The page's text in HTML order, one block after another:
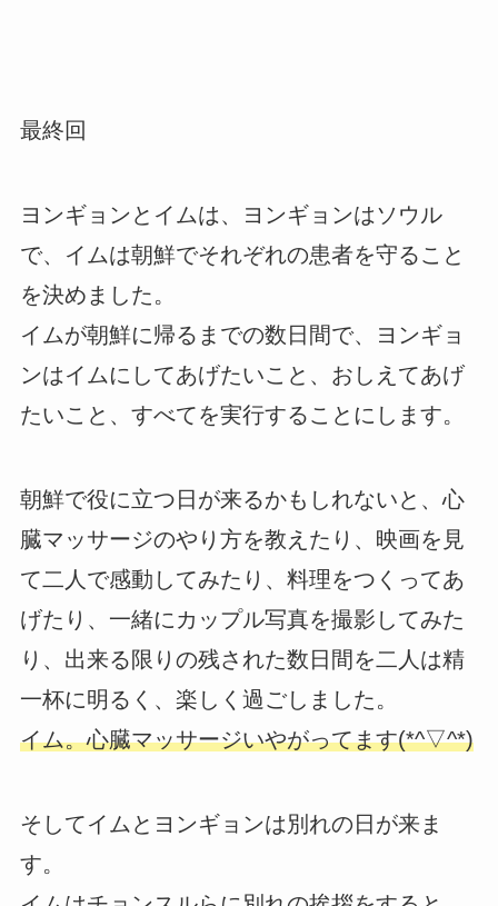
最終回
ヨンギョンとイムは、ヨンギョンはソウル
で、イムは朝鮮でそれぞれの患者を守ること
を決めました。
イムが朝鮮に帰るまでの数日間で、ヨンギョ
ンはイムにしてあげたいこと、おしえてあげ
たいこと、すべてを実行することにします。
朝鮮で役に立つ日が来るかもしれないと、心
臓マッサージのやり方を教えたり、映画を見
て二人で感動してみたり、料理をつくってあ
げたり、一緒にカップル写真を撮影してみた
り、出来る限りの残された数日間を二人は精
一杯に明るく、楽しく過ごしました。
イム。心臓マッサージいやがってます(*^▽^*)
そしてイムとヨンギョンは別れの日が来ま
す。